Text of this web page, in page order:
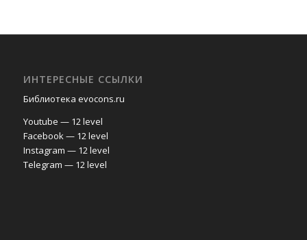
ИНТЕРЕСНЫЕ ССЫЛКИ
Библиотека evocons.ru
Youtube — 12 level
Facebook — 12 level
Instagram — 12 level
Telegram — 12 level